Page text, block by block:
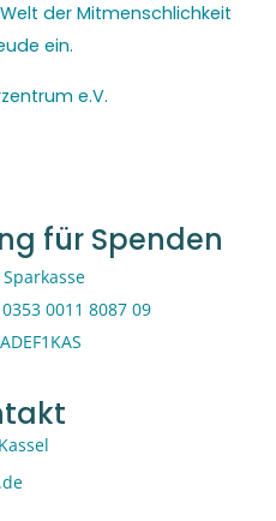
der Mitmenschlichkeit
ein.
e.V.
für Spenden
0011 8087 09